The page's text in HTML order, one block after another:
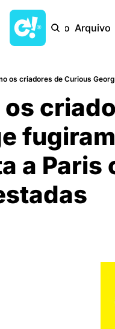
Início Arquivo
os criadores de Curious
os
a